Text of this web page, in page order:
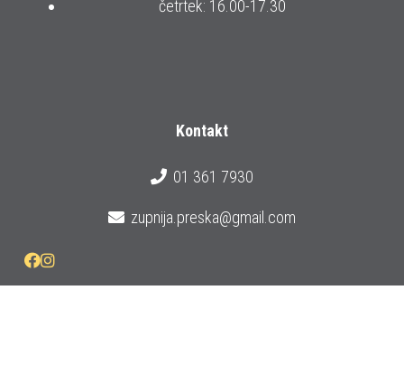
četrtek: 16.00-17.30
Kontakt
01 361 7930
zupnija.preska@gmail.com